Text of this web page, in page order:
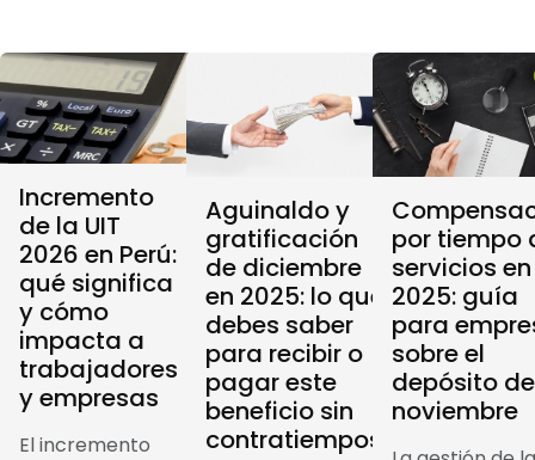
Incremento
de la UIT
2026 en Perú:
qué significa
y cómo
impacta a
trabajadores
y empresas
El incremento
Aguinaldo y
gratificación
de diciembre
en 2025: lo que
debes saber
para recibir o
pagar este
beneficio sin
contratiempos
por tiempo
servicios en
2025: guía
para
sobre el
depósito de
noviembre